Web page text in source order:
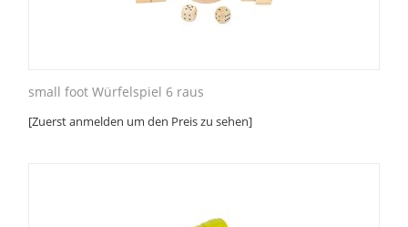
small foot Würfelspiel 6 raus
[Zuerst anmelden um den Preis zu sehen]